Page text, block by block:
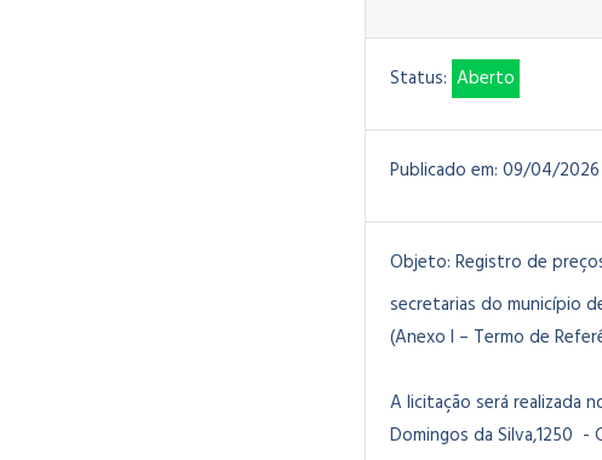
Status: Aberto
Publicado em: 09/04/2026
Objeto: Registro de
secretarias do município
(Anexo I – Termo de
A licitação será realizada
Domingos da Silva,1250 -